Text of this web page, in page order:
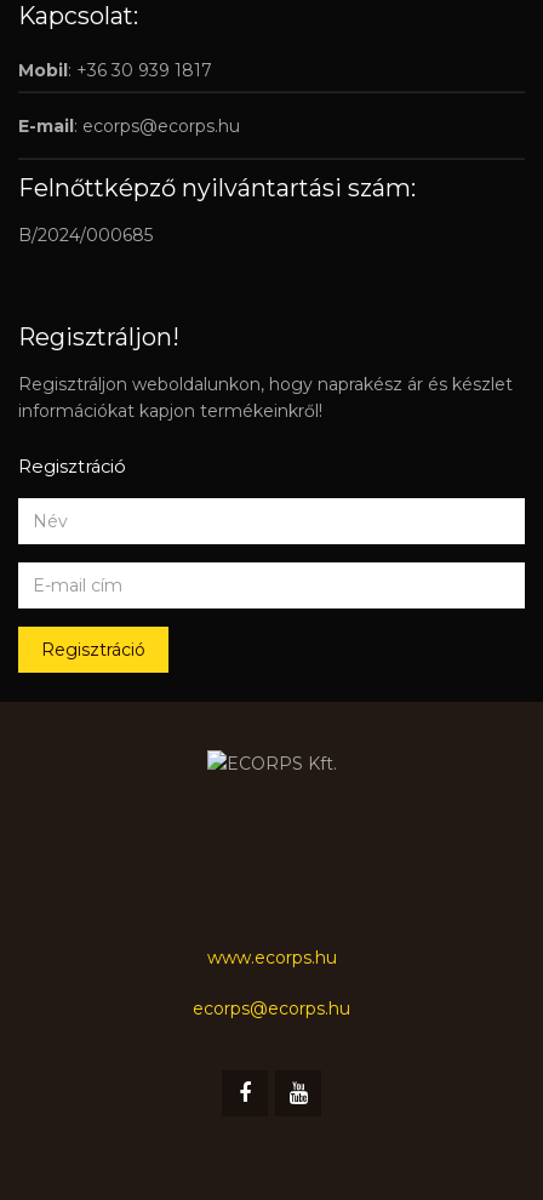
Kapcsolat:
Mobil : +36 30 939 1817
E-mail : ecorps@ecorps.hu
Felnőttképző nyilvántartási szám:
B/2024/000685
Regisztráljon!
Regisztráljon weboldalunkon, hogy naprakész ár és készlet
információkat kapjon termékeinkről!
Regisztráció
Regisztráció
www.ecorps.hu
ecorps@ecorps.hu